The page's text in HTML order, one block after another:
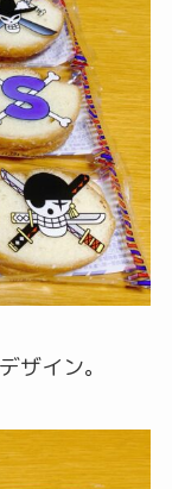
ザイン。